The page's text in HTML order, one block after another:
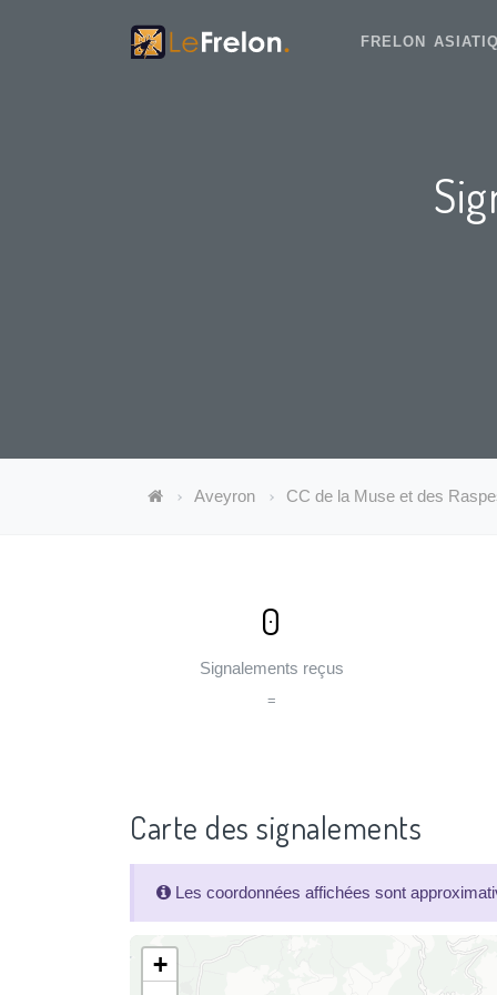
FRELON
Aveyron CC de la Muse et des
0
Signalements reçus
=
Carte des signalements
Les coordonnées affichées sont
+